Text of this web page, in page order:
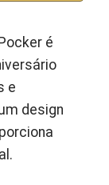
é
e
design